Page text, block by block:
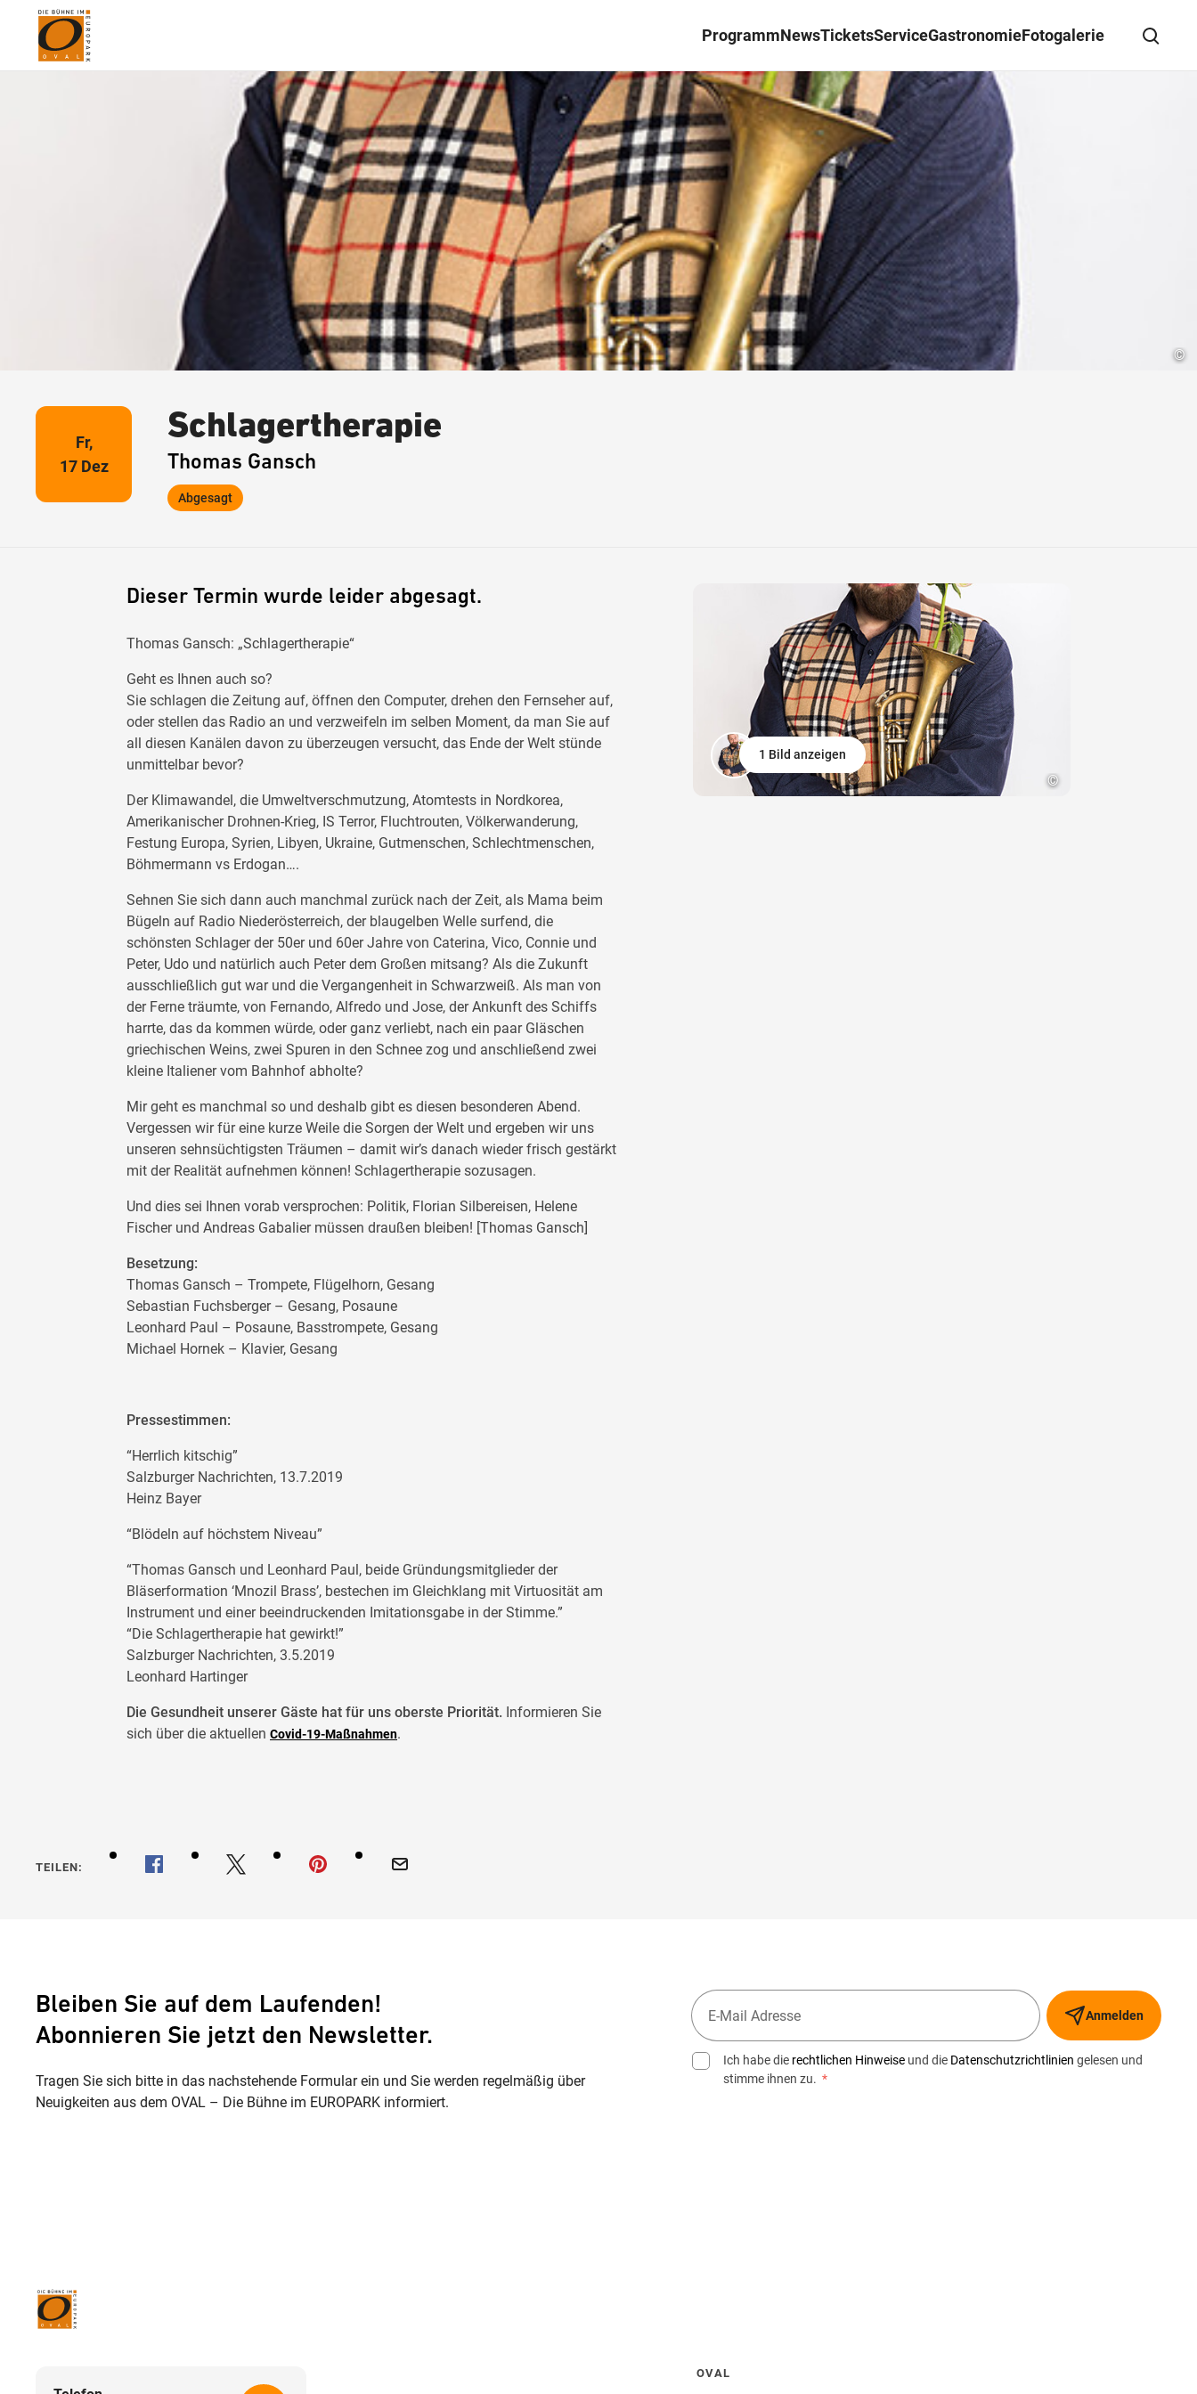
ProgrammNewsTicketsServiceGastronomieFotogalerie
Suche schließen
Wegbeschreibung erhalten
©
Fr,
17 Dez
Schlagertherapie
Thomas Gansch
Abgesagt
Dieser Termin wurde leider abgesagt.
Thomas Gansch: „Schlagertherapie“
Geht es Ihnen auch so?
Sie schlagen die Zeitung auf, öffnen den Computer, drehen den Fernseher auf,
oder stellen das Radio an und verzweifeln im selben Moment, da man Sie auf
all diesen Kanälen davon zu überzeugen versucht, das Ende der Welt stünde
unmittelbar bevor?
Der Klimawandel, die Umweltverschmutzung, Atomtests in Nordkorea,
Amerikanischer Drohnen-Krieg, IS Terror, Fluchtrouten, Völkerwanderung,
Festung Europa, Syrien, Libyen, Ukraine, Gutmenschen, Schlechtmenschen,
Böhmermann vs Erdogan….
Sehnen Sie sich dann auch manchmal zurück nach der Zeit, als Mama beim
Bügeln auf Radio Niederösterreich, der blaugelben Welle surfend, die
schönsten Schlager der 50er und 60er Jahre von Caterina, Vico, Connie und
Peter, Udo und natürlich auch Peter dem Großen mitsang? Als die Zukunft
ausschließlich gut war und die Vergangenheit in Schwarzweiß. Als man von
der Ferne träumte, von Fernando, Alfredo und Jose, der Ankunft des Schiffs
harrte, das da kommen würde, oder ganz verliebt, nach ein paar Gläschen
griechischen Weins, zwei Spuren in den Schnee zog und anschließend zwei
kleine Italiener vom Bahnhof abholte?
Mir geht es manchmal so und deshalb gibt es diesen besonderen Abend.
Vergessen wir für eine kurze Weile die Sorgen der Welt und ergeben wir uns
unseren sehnsüchtigsten Träumen – damit wir’s danach wieder frisch gestärkt
mit der Realität aufnehmen können! Schlagertherapie sozusagen.
Und dies sei Ihnen vorab versprochen: Politik, Florian Silbereisen, Helene
Fischer und Andreas Gabalier müssen draußen bleiben! [Thomas Gansch]
Besetzung:
Thomas Gansch – Trompete, Flügelhorn, Gesang
Sebastian Fuchsberger – Gesang, Posaune
Leonhard Paul – Posaune, Basstrompete, Gesang
Michael Hornek – Klavier, Gesang
Pressestimmen:
“Herrlich kitschig”
Salzburger Nachrichten, 13.7.2019
Heinz Bayer
“Blödeln auf höchstem Niveau”
“Thomas Gansch und Leonhard Paul, beide Gründungsmitglieder der
Bläserformation ‘Mnozil Brass’, bestechen im Gleichklang mit Virtuosität am
Instrument und einer beeindruckenden Imitationsgabe in der Stimme.”
“Die Schlagertherapie hat gewirkt!”
Salzburger Nachrichten, 3.5.2019
Leonhard Hartinger
Die Gesundheit unserer Gäste hat für uns oberste Priorität. Informieren Sie
sich über die aktuellen Covid-19-Maßnahmen.
©
1 Bild anzeigen
TEILEN:
Bleiben Sie auf dem Laufenden!
Abonnieren Sie jetzt den Newsletter.
Tragen Sie sich bitte in das nachstehende Formular ein und Sie werden regelmäßig über
Neuigkeiten aus dem OVAL – Die Bühne im EUROPARK informiert.
Anmelden
Ich habe die rechtlichen Hinweise und die Datenschutzrichtlinien gelesen und
stimme ihnen zu. *
OVAL